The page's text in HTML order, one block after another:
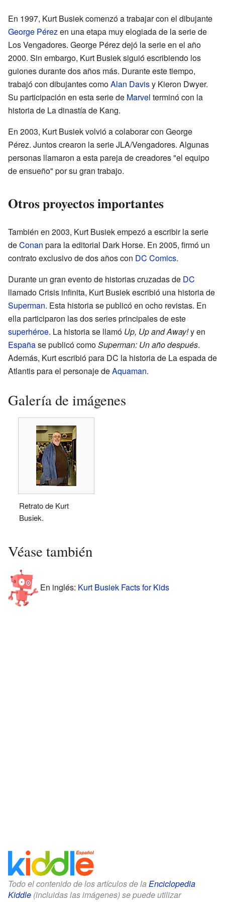
En 1997, Kurt Busiek comenzó a trabajar con el dibujante
George Pérezen una etapa muy elogiada de la serie de
Los Vengadores. George Pérez dejó la serie en el año
2000. Sin embargo, Kurt Busiek siguió escribiendo los
guiones durante dos años más. Durante este tiempo,
trabajó con dibujantes comoAlan Davisy Kieron Dwyer.
Su participación en esta serie de Marvel terminó con la
historia de La dinastía de Kang.
En 2003, Kurt Busiek volvió a colaborar con George
Pérez. Juntos crearon la serie JLA/Vengadores. Algunas
personas llamaron a esta pareja de creadores "el equipo
de ensueño" por su gran trabajo.
Otros proyectos importantes
También en 2003, Kurt Busiek empezó a escribir la serie
deConan para la editorial Dark Horse. En 2005, firmó un
contrato exclusivo de dos años con DC Comics.
Durante un gran evento de historias cruzadas de DC
llamado Crisis infinita, Kurt Busiek escribió una historia de
Superman. Esta historia se publicó en ocho revistas. En
ella participaron las dos series principales de este
superhéroe. La historia se llamó Up, Up and Away!y en
Españase publicó comoSuperman: Un año después.
Además, Kurt escribió para DC la historia de La espada de
Atlantis para el personaje deAquaman.
Galería de imágenes
Retrato de Kurt
Busiek.
Véase también
En inglés: Kurt Busiek Facts for Kids
Todo el contenido de los artículos de la Enciclopedia
Kiddle (incluidas las imágenes) se puede utilizar